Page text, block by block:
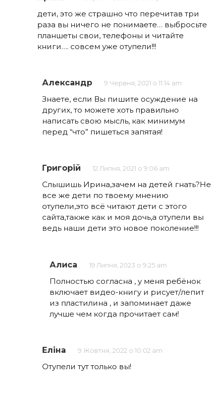
дети, это же страшно что перечитав три
раза вы ничего не понимаете… выбросьте
планшеты свои, телефоны и читайте
книги…. совсем уже отупели!!!
Александр 9 Червня, 2021 о 11:14 am
Знаете, если Вы пишите осуждение на
других, то можете хоть правильно
написать свою мысль, как минимум
перед “что” пишеться запятая!
Григорій 12 Липня, 2021 о 9:06 am
Слышишь Ирина,зачем на детей гнать?Не
все же дети по твоему мнению
отупели,это всё читают дети с этого
сайта,также как и моя дочь,а отупели вы
ведь наши дети это новое поколение!!!
Алиса 19 Липня, 2023 о 9:25 am
Полностью согласна , у меня ребёнок
включает видео-книгу и рисует/лепит
из пластилина , и запоминает даже
лучше чем когда прочитает сам!
Еліна 9 Жовтня, 2022 о 10:02 am
Отупели тут только вы!